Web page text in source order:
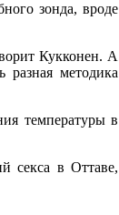
зонда, вроде
Кукконен. А
методика
температуры в
секса в Оттаве,